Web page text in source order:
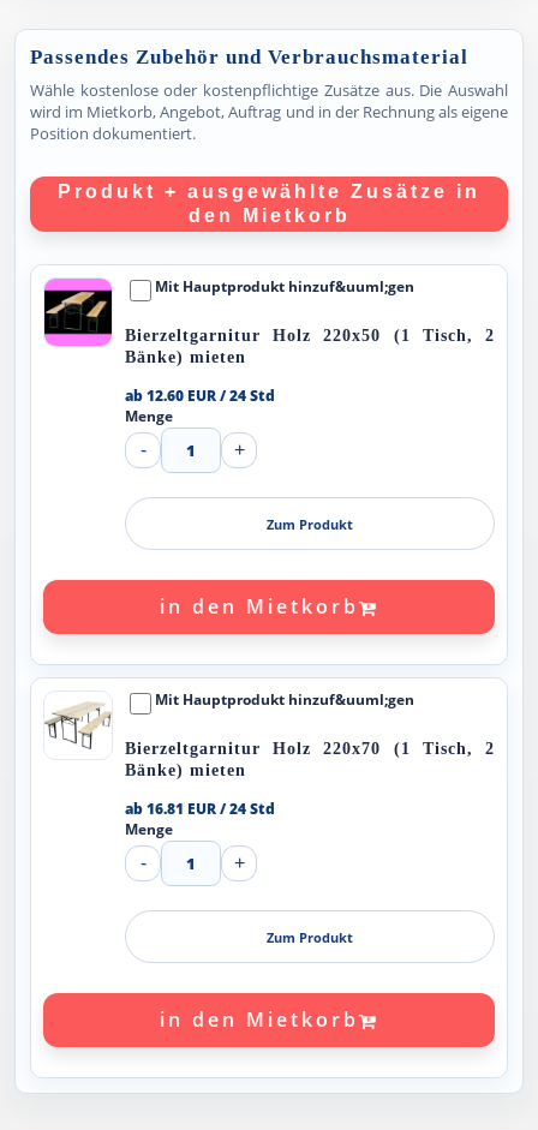
Passendes Zubehör und Verbrauchsmaterial
Wähle kostenlose oder kostenpflichtige Zusätze aus. Die Auswahl
wird im Mietkorb, Angebot, Auftrag und in der Rechnung als eigene
Position dokumentiert.
Produkt + ausgewählte Zusätze in
den Mietkorb
Mit Hauptprodukt hinzuf&uuml;gen
Bierzeltgarnitur Holz 220x50 (1 Tisch, 2
Bänke) mieten
ab 12.60 EUR / 24 Std
Menge
-
1 +
Zum Produkt
in den Mietkorb
Mit Hauptprodukt hinzuf&uuml;gen
Bierzeltgarnitur Holz 220x70 (1 Tisch, 2
Bänke) mieten
ab 16.81 EUR / 24 Std
Menge
-
1 +
Zum Produkt
in den Mietkorb